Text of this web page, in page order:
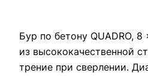
Бур по бетону QUADRO,
из высококачественной
трение при сверлении.